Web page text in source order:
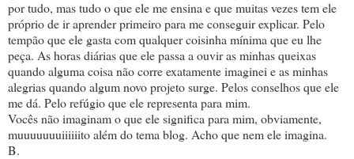
por tudo, mas tudo o que ele me ensina e que muitas vezes tem ele
próprio de ir aprender primeiro para me conseguir explicar. Pelo
tempão que ele gasta com qualquer coisinha mínima que eu lhe
peça. As horas diárias que ele passa a ouvir as minhas queixas
quando alguma coisa não corre exatamente imaginei e as minhas
alegrias quando algum novo projeto surge. Pelos conselhos que ele
me dá. Pelo refúgio que ele representa para mim.
Vocês não imaginam o que ele significa para mim, obviamente,
muuuuuuuiiiiiito além do tema blog. Acho que nem ele imagina.
B.